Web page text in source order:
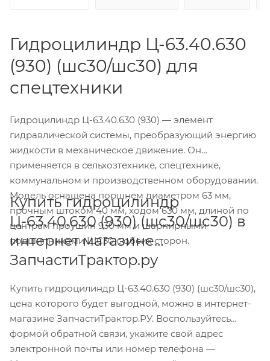
Гидроцилиндр Ц-63.40.630
(930) (шс30/шс30) для
спецтехники
Гидроцилиндр Ц-63.40.630 (930) — элемент
гидравлической системы, преобразующий энергию
жидкости в механическое движение. Он
применяется в сельхозтехнике, спецтехнике,
коммунальном и производственном оборудовании.
Модель оснащена поршнем диаметром 63 мм,
прочным штоком 40 мм, ходом 630 мм, длиной по
центрам проушин 930 мм и шарнирными
подшипниками ШС30 с обеих сторон.
Купить гидроцилиндр
Ц-63.40.630 (930) (шс30/шс30) в
интернет магазине
ЗапчастиТрактор.ру
Купить гидроцилиндр Ц-63.40.630 (930) (шс30/шс30),
цена которого будет выгодной, можно в интернет-
магазине ЗапчастиТрактор.РУ. Воспользуйтесь
формой обратной связи, укажите свой адрес
электронной почты или номер телефона —